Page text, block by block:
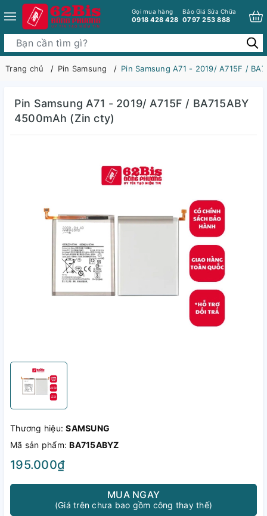
Gọi mua hàng
0918 428 428
Báo Giá Sửa Chữa
0797 253 888
Trang chủ Pin Samsung Pin Samsung A71 - 2019/ A715F /
Pin Samsung A71 - 2019/ A715F / BA715ABY
4500mAh (Zin cty)
Thương hiệu:SAMSUNG
Mã sản phẩm:BA715ABYZ
195.000₫
MUA NGAY
(Giá trên chưa bao gồm công thay thế)